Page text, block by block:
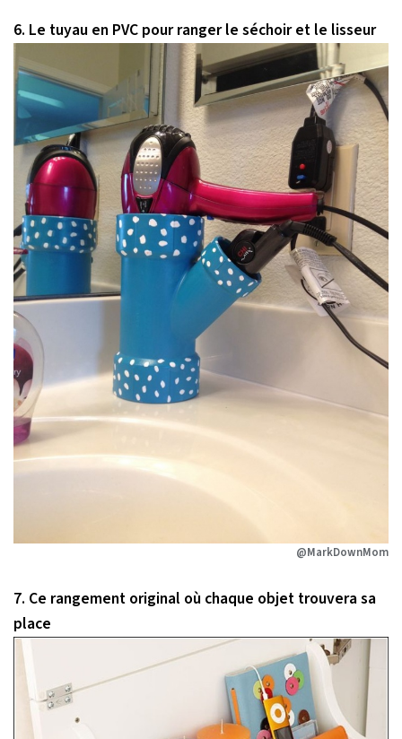
6. Le tuyau en PVC pour ranger le séchoir et le lisseur
@MarkDownMom
7. Ce rangement original où chaque objet trouvera sa
place